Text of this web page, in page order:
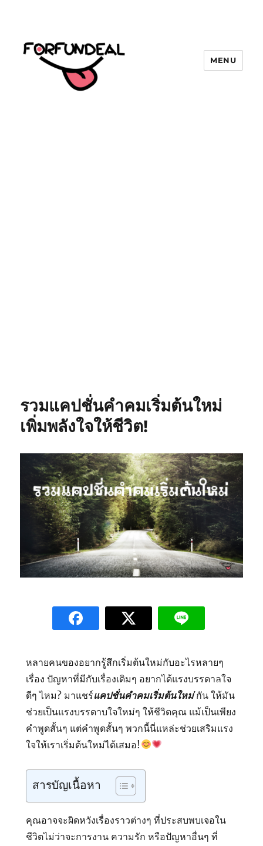
MENU
รวมแคปชั่นคำคมเริ่มต้นใหม่
เพิ่มพลังใจให้ชีวิต!
หลายคนของอยากรู้สึกเริ่มต้นใหม่กับอะไรหลายๆ
เรื่อง ปัญหาที่มีกับเรื่องเดิมๆ อยากได้แรงบรรดาลใจ
ดีๆ ไหม? มาแชร์แคปชั่นคำคมเริ่มต้นใหม่กัน ให้มัน
ช่วยเป็นแรงบรรดาบใจใหม่ๆ ให้ชีวิตคุณ แม้เป็นเพียง
คำพูดสั้นๆ แต่คำพูดสั้นๆ พวกนี้นี่แหล่ะช่วยเสริมแรง
ใจให้เราเริ่มต้นใหม่ได้เสมอ!
สารบัญเนื้อหา
คุณอาจจะผิดหวังเรื่องราวต่างๆ ที่ประสบพบเจอใน
ชีวิตไม่ว่าจะการงาน ความรัก หรือปัญหาอื่นๆ ที่